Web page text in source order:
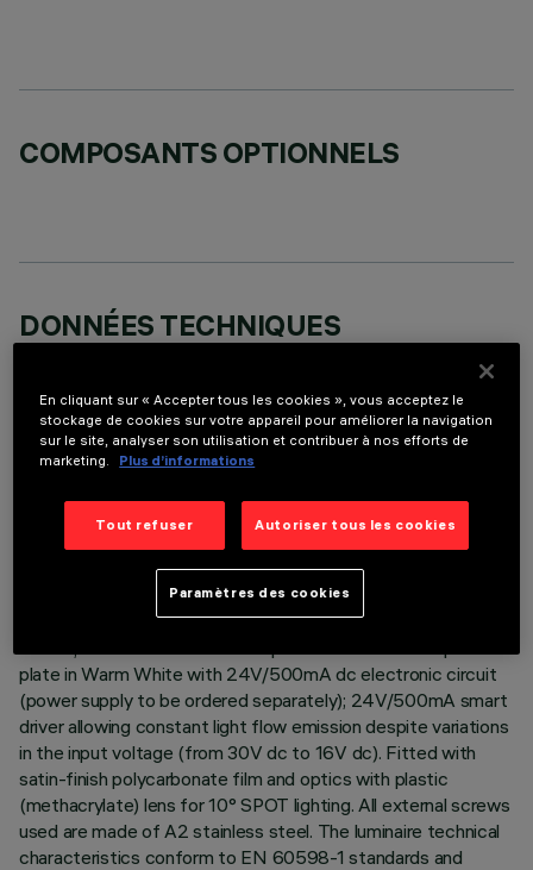
COMPOSANTS OPTIONNELS
DONNÉES TECHNIQUES
DESCRIPTION
Direct light luminaire, designed to use monochrome LED
supports for installation (to be ordered separately). Extruded
aluminium body, with zamak die-cast end caps complete with
silicone gaskets. Coated with liquid acrylic paint with a high
level of weather and UV ray resistance. The top of the
optical assembly is closed by a 3 mm thick transparent glass
plate in Warm White with 24V/500mA dc electronic circuit
(power supply to be ordered separately); 24V/500mA smart
driver allowing constant light flow emission despite variations
in the input voltage (from 30V dc to 16V dc). Fitted with
satin-finish polycarbonate film and optics with plastic
(methacrylate) lens for 10° SPOT lighting. All external screws
used are made of A2 stainless steel. The luminaire technical
characteristics conform to EN 60598-1 standards and
En cliquant sur « Accepter tous les cookies », vous acceptez le
stockage de cookies sur votre appareil pour améliorer la navigation
sur le site, analyser son utilisation et contribuer à nos efforts de
marketing.
Plus d’informations
Tout refuser Autoriser tous les cookies
Paramètres des cookies